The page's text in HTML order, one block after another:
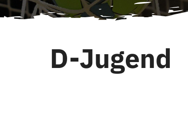
D-Jugend